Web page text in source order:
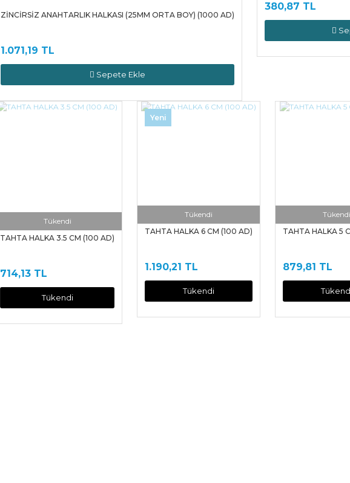
ZİNCİRSİZ ANAHTARLIK HALKASI (25MM ORTA BOY) (1000 AD)
1.071,19 TL
Sepete Ekle
380,87 TL
Tükendi
TAHTA HALKA 3.5 CM (100 AD)
714,13 TL
Tükendi
Yeni
Tükendi
TAHTA HALKA 6 CM (100 AD)
1.190,21 TL
Tükendi
Tükendi
TAHTA HALKA 5
879,81 TL